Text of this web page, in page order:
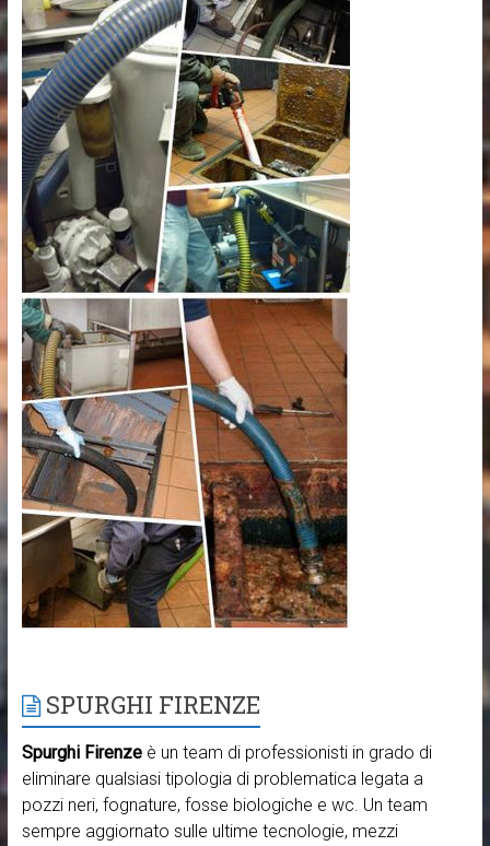
SPURGHI FIRENZE
Spurghi Firenzeè un team di professionisti in grado di
eliminare qualsiasi tipologia di problematica legata a
pozzi neri, fognature, fosse biologiche e wc. Un team
sempre aggiornato sulle ultime tecnologie, mezzi